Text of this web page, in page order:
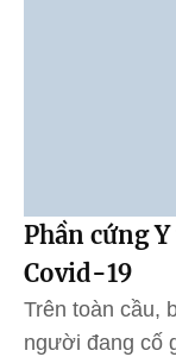
Phần cứng
Covid-19
Trên toàn cầu,
người đang cố